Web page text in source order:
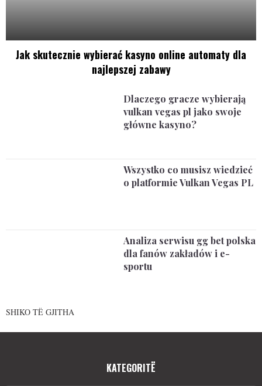
Jak skutecznie wybierać kasyno online automaty dla
najlepszej zabawy
Dlaczego gracze wybierają
vulkan vegas pl jako swoje
główne kasyno?
Wszystko co musisz wiedzieć
o platformie Vulkan Vegas PL
Analiza serwisu gg bet polska
dla fanów zakładów i e-
sportu
SHIKO TË GJITHA
KATEGORITË